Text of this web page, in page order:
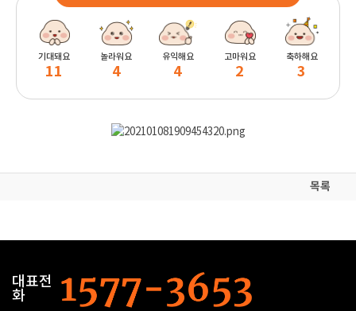
기대돼요
11
놀라워요
4
유익해요
4
고마워요
2
축하해요
3
목록
대표전
화